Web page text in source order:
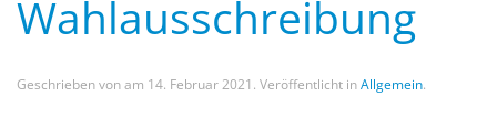
Wahlausschreibung
Geschrieben vonam 14. Februar 2021 . Veröffentlicht inAllgemein.